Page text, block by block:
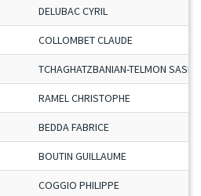
DELUBAC CYRIL
COLLOMBET CLAUDE
TCHAGHATZBANIAN-TELMON SASHA
RAMEL CHRISTOPHE
BEDDA FABRICE
BOUTIN GUILLAUME
COGGIO PHILIPPE